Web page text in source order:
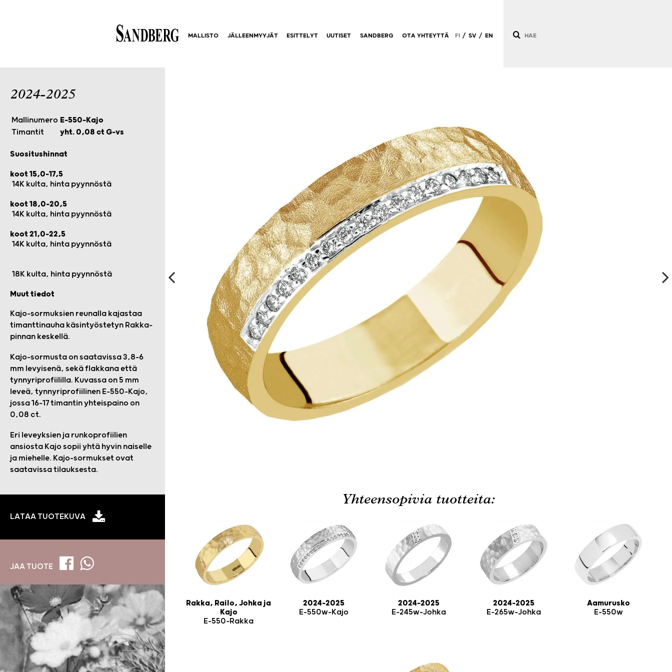
2024-2025
Mallinumero E-550-Kajo
Timantit
yht. 0,08 ct G-vs
Suositushinnat
koot 15,0-17,5
14K kulta, hinta pyynnöstä
koot 18,0-20,5
14K kulta, hinta pyynnöstä
koot 21,0-22,5
14K kulta, hinta pyynnöstä
18K kulta, hinta pyynnöstä
Muut tiedot
Kajo-sormuksien reunalla kajastaa
timanttinauha käsintyöstetyn Rakka-
pinnan keskellä.
Kajo-sormusta on saatavissa 3,8-6
mm levyisenä, sekä flakkana että
tynnyriprofiililla. Kuvassa on 5 mm
leveä, tynnyriprofiilinen E-550-Kajo,
jossa 16–17 timantin yhteispaino on
0,08 ct.
Eri leveyksien ja runkoprofiilien
ansiosta Kajo sopii yhtä hyvin naiselle
ja miehelle. Kajo-sormukset ovat
saatavissa tilauksesta.
LATAA TUOTEKUVA
JAA TUOTE
Yhteensopivia tuotteita:
Rakka, Railo, Johka ja
Kajo
E-550-Rakka
2024-2025
E-550w-Kajo
2024-2025
E-245w-Johka
2024-2025
E-265w-Johka
Aamurusko
E-550w
MALLISTO JÄLLEENMYYJÄT ESITTELYT UUTISET SANDBERG OTA YHTEYTTÄ FI / SV / EN